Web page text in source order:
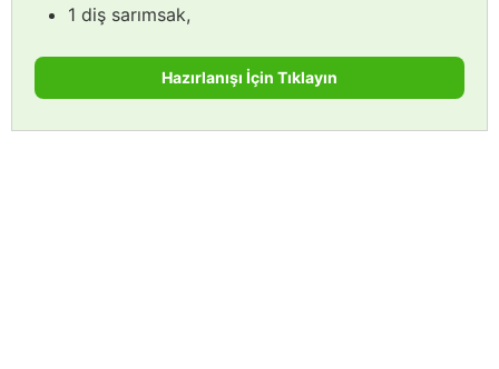
1 diş sarımsak,
Hazırlanışı İçin Tıklayın